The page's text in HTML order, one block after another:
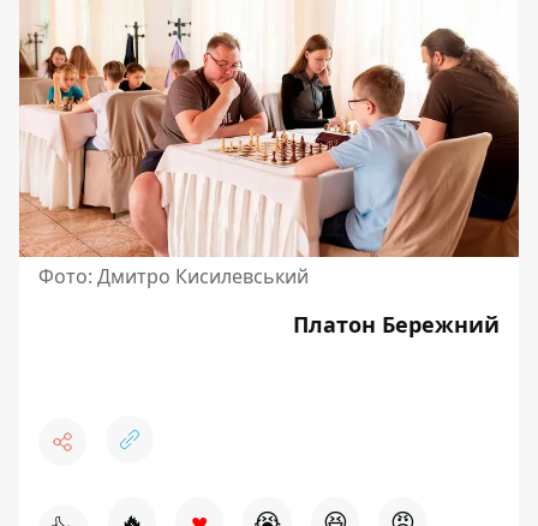
Фото: Дмитро Кисилевський
Платон Бережний